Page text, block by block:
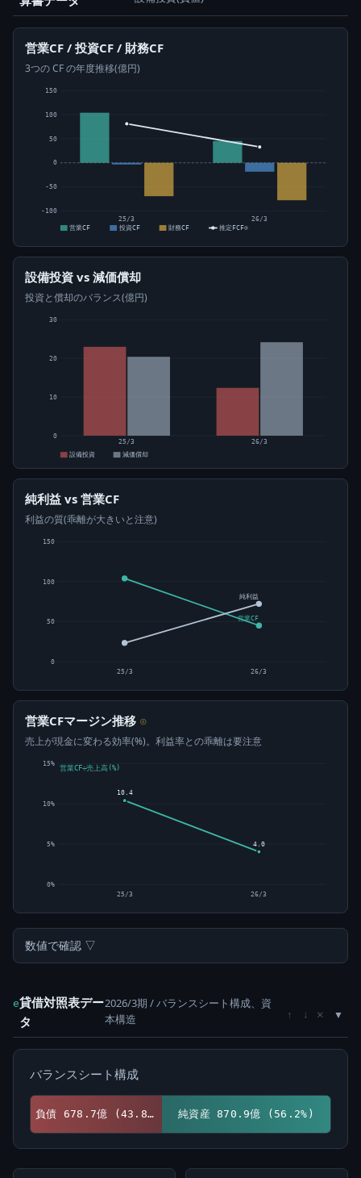
営業CF / 投資CF / 財務CF
3つの CF の年度推移(億円)
-100
-50
0
50
100
150
25/3
26/3
営業CF
投資CF 財務CF 推定FCF⊙
設備投資 vs 減価償却
投資と償却のバランス(億円)
0
10
20
30
25/3
26/3
設備投資
減価償却
純利益 vs 営業CF
利益の質(乖離が大きいと注意)
0
50
100
150
営業CF
純利益
25/3 26/3
営業CFマージン推移 ⊙
売上が現金に変わる効率(%)。利益率との乖離は要注意
0%
5%
10%
15%
10.4
25/3
4.0
26/3
営業CF÷売上高(%)
数値で確認 ▽
e貸借対照表デー
タ
2026/3期 / バランスシート構成、資
本構造
↑ ↓ ×
バランスシート構成
負債 678.7億 (43.8%) 純資産 870.9億 (56.2%)